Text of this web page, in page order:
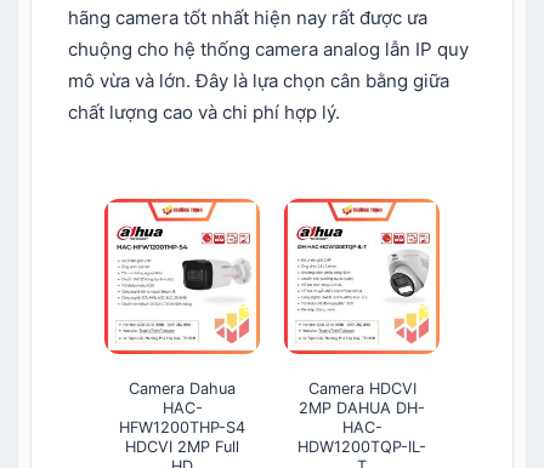
hãng camera tốt nhất hiện nay​ rất được ưa
chuộng cho hệ thống camera analog lẫn IP quy
mô vừa và lớn. Đây là lựa chọn cân bằng giữa
chất lượng cao và chi phí hợp lý.
Camera Dahua
HAC-
HFW1200THP-S4
HDCVI 2MP Full
Camera HDCVI
2MP DAHUA DH-
HAC-
HDW1200TQP-IL-